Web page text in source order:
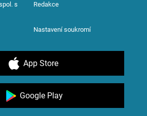
s
Redakce
Nastavení soukromí
App Store
Google Play